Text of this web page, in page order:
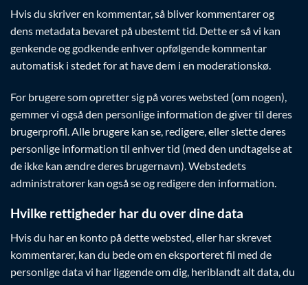
Hvis du skriver en kommentar, så bliver kommentarer og
dens metadata bevaret på ubestemt tid. Dette er så vi kan
genkende og godkende enhver opfølgende kommentar
automatisk i stedet for at have dem i en moderationskø.
For brugere som opretter sig på vores websted (om nogen),
gemmer vi også den personlige information de giver til deres
brugerprofil. Alle brugere kan se, redigere, eller slette deres
personlige information til enhver tid (med den undtagelse at
de ikke kan ændre deres brugernavn). Webstedets
administratorer kan også se og redigere den information.
Hvilke rettigheder har du over dine data
Hvis du har en konto på dette websted, eller har skrevet
kommentarer, kan du bede om en eksporteret fil med de
personlige data vi har liggende om dig, heriblandt alt data, du